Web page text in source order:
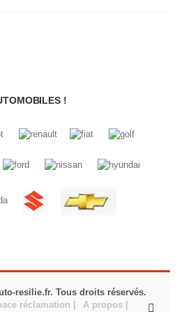
!
resilie.fr. Tous droits réservés.
réclamation |
A propos |